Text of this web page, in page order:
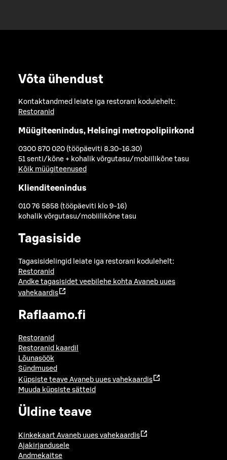
Võta ühendust
Kontaktandmed leiate iga restorani kodulehelt:
Restoranid
Müügiteenindus, Helsingi metropolipiirkond
0300 870 020 (tööpäeviti 8.30-16.30)
51 senti/kõne + kohalik võrgutasu/mobiilikõne tasu
Kõik müügiteenused
Klienditeenindus
010 76 5858 (tööpäeviti klo 9-16)
kohalik võrgutasu/mobiilikõne tasu
Tagasiside
Tagasisidelingid leiate iga restorani kodulehelt:
Restoranid
Andke tagasisidet veebilehe kohta Avaneb uues
vahekaardis
Raflaamo.fi
Restoranid
Restoranid kaardil
Lõunasöök
Sündmused
Küpsiste teave Avaneb uues vahekaardis
Muuda küpsiste sätteid
Üldine teave
Kinkekaart Avaneb uues vahekaardis
Ajakirjandusele
Andmekaitse